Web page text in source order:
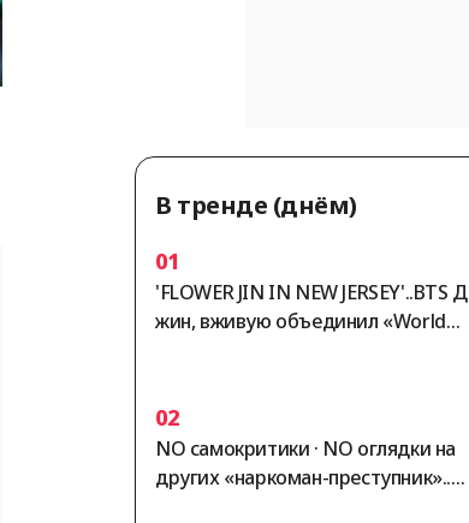
В тренде (днём)
01
'FLOWER JIN IN NEW JERSEY'..BTS Д
жин, вживую объединил «Worldwi
02
NO самокритики · NO оглядки на
других «наркоман-преступник»..